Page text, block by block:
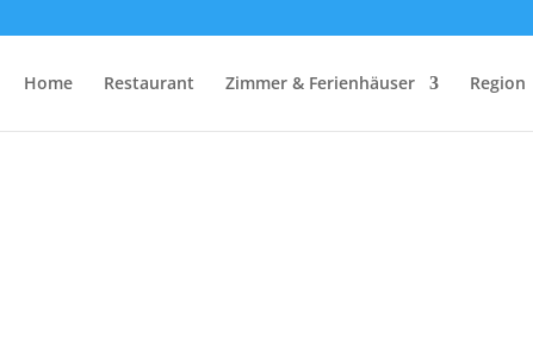
Home Restaurant Zimmer & Ferienhäuser Region